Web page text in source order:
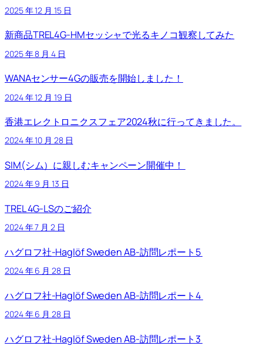
2025 年 12 月 15 日
新商品TREL4G-HMセッシャで光るキノコ観察してみた
2025 年 8 月 4 日
WANAセンサー4Gの販売を開始しました！
2024 年 12 月 19 日
香港エレクトロニクスフェア2024秋に行ってきました。
2024 年 10 月 28 日
SIM(シム）に親しむキャンペーン開催中！
2024 年 9 月 13 日
TREL 4G-LSのご紹介
2024 年 7 月 2 日
ハグロフ社-Haglöf Sweden AB-訪問レポート5
2024 年 6 月 28 日
ハグロフ社-Haglöf Sweden AB-訪問レポート4
2024 年 6 月 28 日
ハグロフ社-Haglöf Sweden AB-訪問レポート3